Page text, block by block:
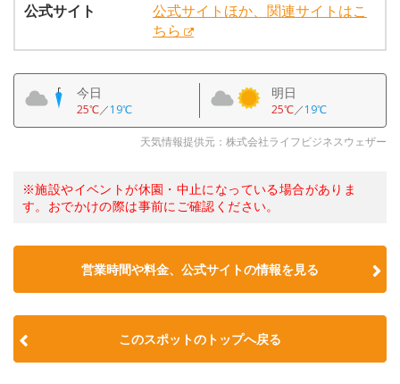
公式サイト
公式サイトほか、関連サイトはこ
ちら
今日
25℃／19℃
明日
25℃／19℃
天気情報提供元：株式会社ライフビジネスウェザー
※施設やイベントが休園・中止になっている場合がありま
す。おでかけの際は事前にご確認ください。
営業時間や料金、公式サイトの情報を見る
このスポットのトップへ戻る